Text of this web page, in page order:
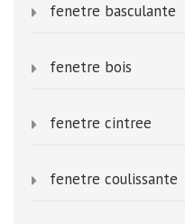
fenetre basculante
fenetre bois
fenetre cintree
fenetre coulissante